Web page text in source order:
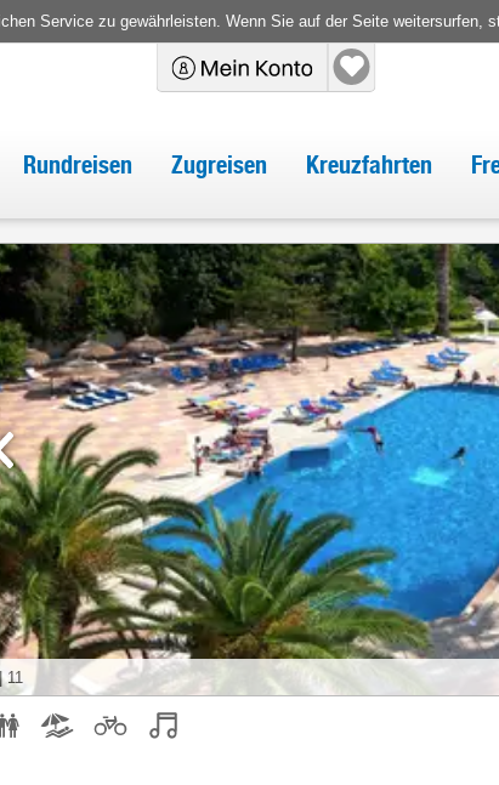
Service zu gewährleisten. Wenn Sie auf der Seite weitersurfen,
Rundreisen Zugreisen Kreuzfahrten
11